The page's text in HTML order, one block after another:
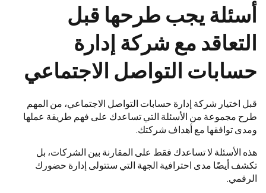
أسئلة يجب طرحها قبل
التعاقد مع شركة إدارة
حسابات التواصل الاجتماعي
قبل اختيار شركة إدارة حسابات التواصل الاجتماعي، من المهم
طرح مجموعة من الأسئلة التي تساعدك على فهم طريقة عملها
ومدى توافقها مع أهداف شركتك.
هذه الأسئلة لا تساعدك فقط على المقارنة بين الشركات، بل
تكشف أيضًا مدى احترافية الجهة التي ستتولى إدارة حضورك
الرقمي.